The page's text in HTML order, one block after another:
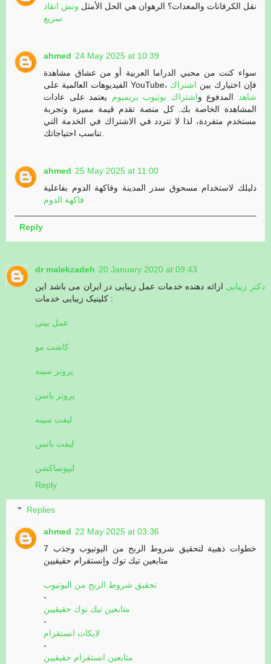
نقل الكرفانات والمعدات؟ الرهوان هي الحل الأمثل ونش انقاذ
سريع
ahmed 24 May 2025 at 10:39
سواء كنت من محبي الدراما العربية أو من عشاق مشاهدة
الفيديوهات العالمية على YouTube، فإن اختيارك بين اشتراك
شاهد
المدفوع واشتراك يوتيوب بريميوم يعتمد على عادات
المشاهدة الخاصة بك. كل منصة تقدم قيمة مميزة وتجربة
مستخدم متفردة، لذا لا تتردد في الاشتراك في الخدمة التي
ahmed 25 May 2025 at 11:00
دليلك لاستخدام مسحوق سدر المدينة وفاكهة الدوم بفاعلية
فاكهة الدوم
Reply
dr malekzadeh 20 January 2020 at 09:43
دکتر زیبایی ارائه دهنده خدمات عمل زیبایی در ایران می باشد این
کلینیک زیبایی خدمات :
عمل بینی
کاشت مو
پروتز سینه
پروتز باسن
لیفت سینه
لیفت باسن
لیپوساکشن
Reply
Replies
ahmed 22 May 2025 at 03:36
7 خطوات ذهبية لتحقيق شروط الربح من اليوتيوب وجذب
متابعين تيك توك وإنستقرام حقيقيين
تحقيق شروط الربح من اليوتيوب
-
متابعين تيك توك حقيقيين
-
لايكات انستقرام
-
متابعين انستقرام حقيقيين